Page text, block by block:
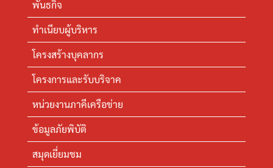
พันธกิจ
ทำเนียบผู้บริหาร
โครงสร้างบุคลากร
โครงการและรับบริจาค
หน่วยงานภาคีเครือข่าย
ข้อมูลภัยพิบัติ
สมุดเยี่ยมชม